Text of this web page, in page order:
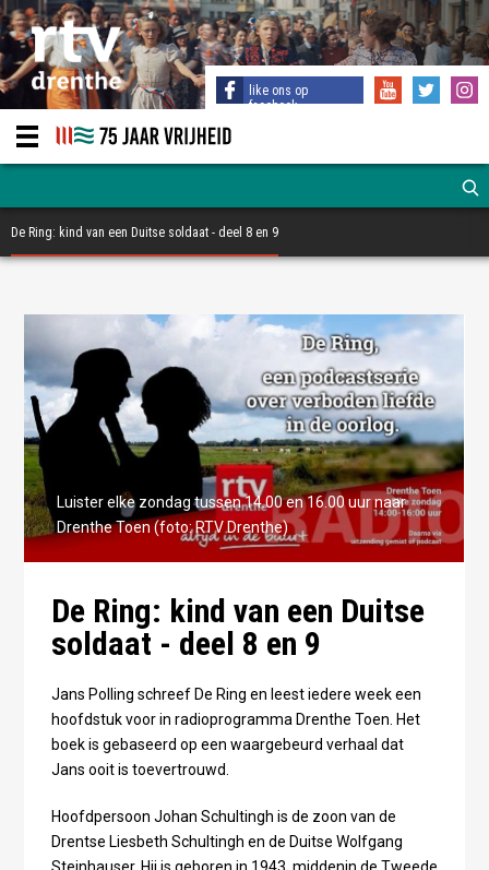
like ons op
facebook
De Ring: kind van een Duitse soldaat - deel 8 en 9
Luister elke zondag tussen 14.00 en 16.00 uur naar
Drenthe Toen (foto: RTV Drenthe)
De Ring: kind van een Duitse
soldaat - deel 8 en 9
Jans Polling schreef De Ring en leest iedere week een
hoofdstuk voor in radioprogramma Drenthe Toen. Het
boek is gebaseerd op een waargebeurd verhaal dat
Jans ooit is toevertrouwd.
Hoofdpersoon Johan Schultingh is de zoon van de
Drentse Liesbeth Schultingh en de Duitse Wolfgang
Steinhauser. Hij is geboren in 1943, middenin de Tweede